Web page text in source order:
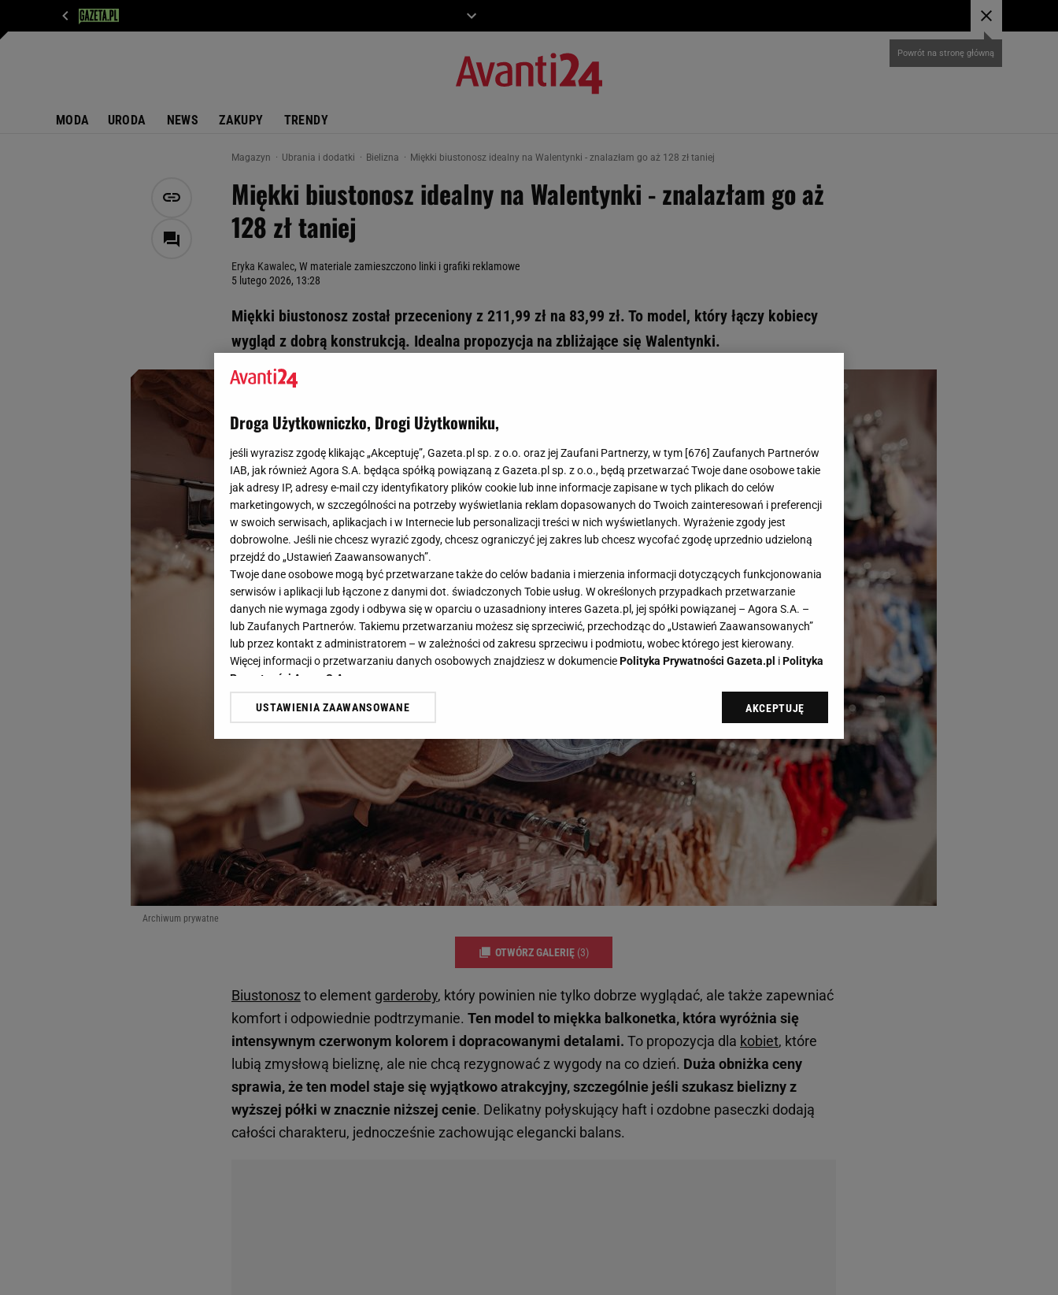
MODA URODA NEWS ZAKUPY TRENDY
Magazyn Ubrania i dodatki Bielizna Miękki biustonosz idealny na Walentynki - znalazłam go aż 128 zł taniej
Miękki biustonosz idealny na Walentynki - znalazłam go aż
128 zł taniej
Eryka Kawalec, W materiale zamieszczono linki i grafiki reklamowe
5 lutego 2026, 13:28
Miękki biustonosz został przeceniony z 211,99 zł na 83,99 zł. To model, który łączy kobiecy
wygląd z dobrą konstrukcją. Idealna propozycja na zbliżające się Walentynki.
Archiwum prywatne
OTWÓRZ GALERIĘ (3)
Biustonosz to element garderoby, który powinien nie tylko dobrze wyglądać, ale także zapewniać
komfort i odpowiednie podtrzymanie. Ten model to miękka balkonetka, która wyróżnia się
intensywnym czerwonym kolorem i dopracowanymi detalami. To propozycja dla kobiet, które
lubią zmysłową bieliznę, ale nie chcą rezygnować z wygody na co dzień. Duża obniżka ceny
sprawia, że ten model staje się wyjątkowo atrakcyjny, szczególnie jeśli szukasz bielizny z
wyższej półki w znacznie niższej cenie. Delikatny połyskujący haft i ozdobne paseczki dodają
całości charakteru, jednocześnie zachowując elegancki balans.
Droga Użytkowniczko, Drogi Użytkowniku,
jeśli wyrazisz zgodę klikając „Akceptuję”, Gazeta.pl sp. z o.o. oraz jej Zaufani Partnerzy, w tym [676] Zaufanych Partnerów
IAB, jak również Agora S.A. będąca spółką powiązaną z Gazeta.pl sp. z o.o., będą przetwarzać Twoje dane osobowe takie
jak adresy IP, adresy e-mail czy identyfikatory plików cookie lub inne informacje zapisane w tych plikach do celów
marketingowych, w szczególności na potrzeby wyświetlania reklam dopasowanych do Twoich zainteresowań i preferencji
w swoich serwisach, aplikacjach i w Internecie lub personalizacji treści w nich wyświetlanych. Wyrażenie zgody jest
dobrowolne. Jeśli nie chcesz wyrazić zgody, chcesz ograniczyć jej zakres lub chcesz wycofać zgodę uprzednio udzieloną
przejdź do „Ustawień Zaawansowanych”.
Twoje dane osobowe mogą być przetwarzane także do celów badania i mierzenia informacji dotyczących funkcjonowania
serwisów i aplikacji lub łączone z danymi dot. świadczonych Tobie usług. W określonych przypadkach przetwarzanie
danych nie wymaga zgody i odbywa się w oparciu o uzasadniony interes Gazeta.pl, jej spółki powiązanej – Agora S.A. –
lub Zaufanych Partnerów. Takiemu przetwarzaniu możesz się sprzeciwić, przechodząc do „Ustawień Zaawansowanych”
lub przez kontakt z administratorem – w zależności od zakresu sprzeciwu i podmiotu, wobec którego jest kierowany.
Więcej informacji o przetwarzaniu danych osobowych znajdziesz w dokumenciePolityka Prywatności Gazeta.pl iPolityka
Prywatności Agora S.A.
Klikając „Akceptuję” wyrażasz też zgodę na zainstalowanie i przechowywanie plików cookie Gazeta.pl sp. z o.o., jej
dotyczące plików cookie, wywołując narzędzie do zarządzania twoimi preferencjami dot. przetwarzania danych poprzez
odnośnik „Ustawienia prywatności ” w stopce serwisu i przechodząc do „Ustawień Zaawansowanych”. Zmiana ustawień
plików cookie możliwa jest także za pomocą ustawień przeglądarki.
My, nasi Zaufani Partnerzy i Agora S.A. możemy przetwarzać dane osobowe w następujących celach:
Użycie dokładnych danych geolokalizacyjnych. Aktywne skanowanie charakterystyki urządzenia do celów identyfikacji.
Przechowywanie informacji na urządzeniu lub dostęp do nich. Spersonalizowane reklamy i treści, pomiar reklam i treści,
badnie odbiorców i ulepszanie usług. Lista Zaufanych Partnerów
USTAWIENIA ZAAWANSOWANE AKCEPTUJĘ